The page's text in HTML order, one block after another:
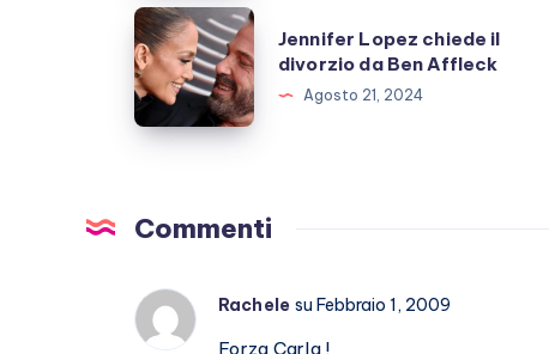
è
successo
a
Milano?
Jennifer
Lopez
chiede
il
Ben
Jennifer Lopez chiede il
divorzio da Ben Affleck
Agosto 21, 2024
Commenti
Rachele su Febbraio 1, 2009
Forza Carla !